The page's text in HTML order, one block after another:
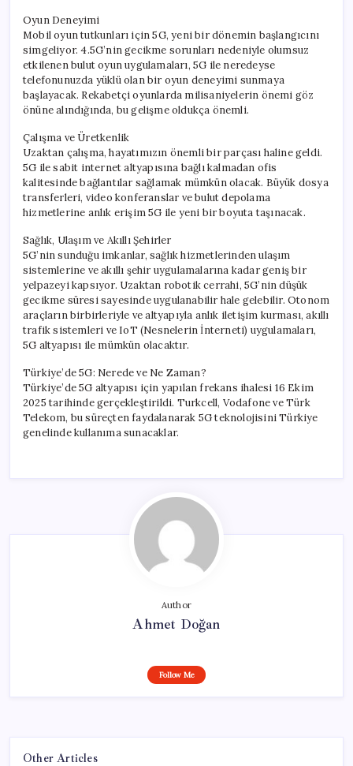
Oyun Deneyimi
Mobil oyun tutkunları için 5G, yeni bir dönemin başlangıcını
simgeliyor. 4.5G’nin gecikme sorunları nedeniyle olumsuz
etkilenen bulut oyun uygulamaları, 5G ile neredeyse
telefonunuzda yüklü olan bir oyun deneyimi sunmaya
başlayacak. Rekabetçi oyunlarda milisaniyelerin önemi göz
önüne alındığında, bu gelişme oldukça önemli.
Çalışma ve Üretkenlik
Uzaktan çalışma, hayatımızın önemli bir parçası haline geldi.
5G ile sabit internet altyapısına bağlı kalmadan ofis
kalitesinde bağlantılar sağlamak mümkün olacak. Büyük dosya
transferleri, video konferanslar ve bulut depolama
hizmetlerine anlık erişim 5G ile yeni bir boyuta taşınacak.
Sağlık, Ulaşım ve Akıllı Şehirler
5G’nin sunduğu imkanlar, sağlık hizmetlerinden ulaşım
sistemlerine ve akıllı şehir uygulamalarına kadar geniş bir
yelpazeyi kapsıyor. Uzaktan robotik cerrahi, 5G’nin düşük
gecikme süresi sayesinde uygulanabilir hale gelebilir. Otonom
araçların birbirleriyle ve altyapıyla anlık iletişim kurması, akıllı
trafik sistemleri ve IoT (Nesnelerin İnterneti) uygulamaları,
5G altyapısı ile mümkün olacaktır.
Türkiye’de 5G: Nerede ve Ne Zaman?
Türkiye’de 5G altyapısı için yapılan frekans ihalesi 16 Ekim
2025 tarihinde gerçekleştirildi. Turkcell, Vodafone ve Türk
Telekom, bu süreçten faydalanarak 5G teknolojisini Türkiye
genelinde kullanıma sunacaklar.
Author
Ahmet Doğan
Follow Me
Other Articles